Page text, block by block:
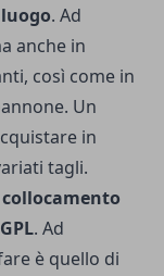
. Ad
anche in
così come in
Un
in
tagli.
. Ad
è quello di